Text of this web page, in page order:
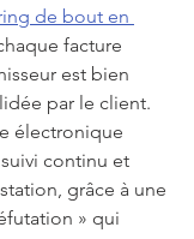
de bout en
facture
est bien
par le client.
électronique
continu et
grâce à une
» qui